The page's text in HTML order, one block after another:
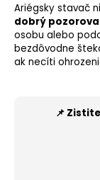
Ariégsky stavač
dobrý
osobu alebo
bezdôvodne
ak necíti
📌